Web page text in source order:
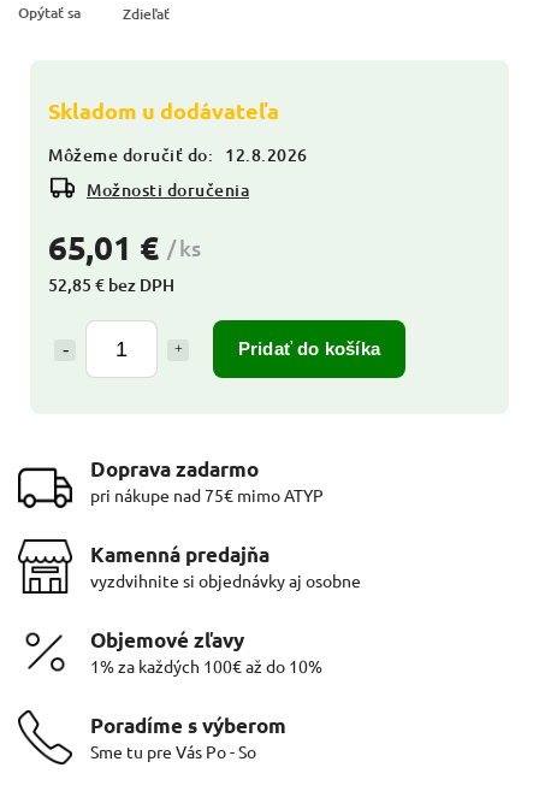
65,01 € / ks
52,85 € bez DPH
Pridať do košíka
Skladom u dodávateľa
Môžeme doručiť do:
12.8.2026
Možnosti doručenia
Opýtať sa Zdieľať
Doprava zadarmo
pri nákupe nad 75€ mimo ATYP
Kamenná predajňa
vyzdvihnite si objednávky aj osobne
Objemové zľavy
1% za každých 100€ až do 10%
Poradíme s výberom
Sme tu pre Vás Po - So